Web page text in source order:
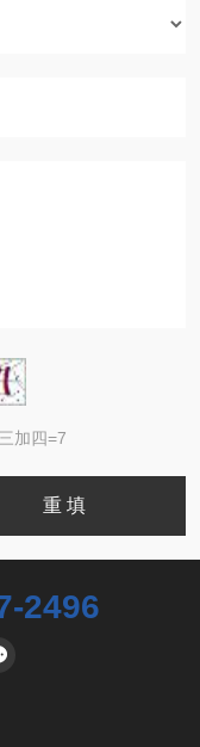
加四=7
2496